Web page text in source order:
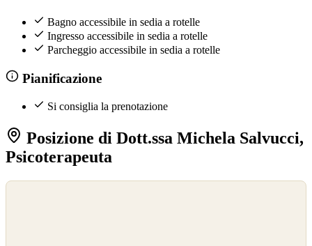
Bagno accessibile in sedia a rotelle
Ingresso accessibile in sedia a rotelle
Parcheggio accessibile in sedia a rotelle
Pianificazione
Si consiglia la prenotazione
Posizione di Dott.ssa Michela Salvucci,
Psicoterapeuta